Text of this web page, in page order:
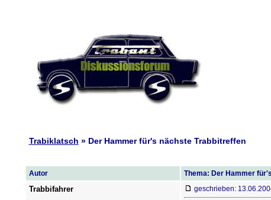
Trabiklatsch » Der Hammer für's nächste Trabbitreffen
Autor Thema: Der Hammer
Trabbifahrer geschrieben: